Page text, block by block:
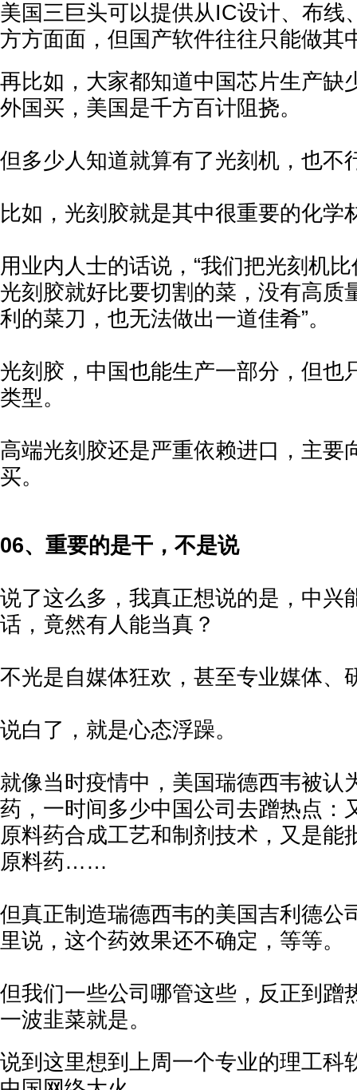
美国三巨头可以提供从IC设计、布线
方方面面，但国产软件往往只能做其
再比如，大家都知道中国芯片生产缺
外国买，美国是千方百计阻挠。
但多少人知道就算有了光刻机，也不
比如，光刻胶就是其中很重要的化学
用业内人士的话说，“我们把光刻机
光刻胶就好比要切割的菜，没有高质
利的菜刀，也无法做出一道佳肴”。
光刻胶，中国也能生产一部分，但也
类型。
高端光刻胶还是严重依赖进口，主要
买。
06、重要的是干，不是说
说了这么多，我真正想说的是，中兴
话，竟然有人能当真？
不光是自媒体狂欢，甚至专业媒体、
说白了，就是心态浮躁。
就像当时疫情中，美国瑞德西韦被认
药，一时间多少中国公司去蹭热点：
原料药合成工艺和制剂技术，又是能
原料药……
但真正制造瑞德西韦的美国吉利德公
里说，这个药效果还不确定，等等。
但我们一些公司哪管这些，反正到蹭
一波韭菜就是。
说到这里想到上周一个专业的理工科